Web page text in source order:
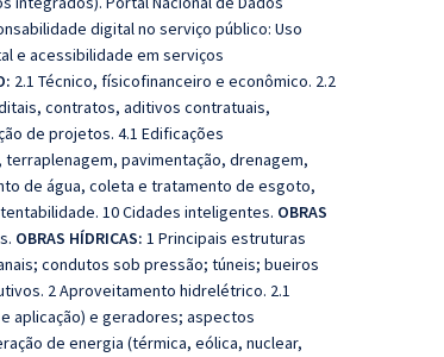
digital no serviço público: Uso
e acessibilidade em serviços
2.1 Técnico, físicofinanceiro e econômico. 2.2
contratos, aditivos contratuais,
de projetos. 4.1 Edificações
pavimentação, drenagem,
de água, coleta e tratamento de esgoto,
10 Cidades inteligentes. OBRAS
OBRAS HÍDRICAS: 1 Principais estruturas
condutos sob pressão; túneis; bueiros
2 Aproveitamento hidrelétrico. 2.1
aplicação) e geradores; aspectos
de energia (térmica, eólica, nuclear,